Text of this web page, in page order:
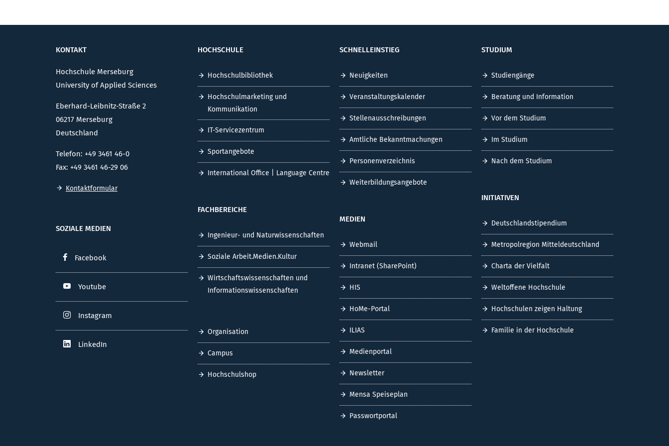
KONTAKT
Hochschule Merseburg
University of Applied Sciences
Eberhard-Leibnitz-Straße 2
06217 Merseburg
Deutschland
Telefon: +49 3461 46-0
Fax: +49 3461 46-29 06
Kontaktformular
SOZIALE MEDIEN
Facebook
Youtube
Instagram
LinkedIn
HOCHSCHULE
Hochschulbibliothek
Hochschulmarketing und
Kommunikation
IT-Servicezentrum
Sportangebote
International Office | Language Centre
FACHBEREICHE
Ingenieur- und Naturwissenschaften
Soziale Arbeit.Medien.Kultur
Wirtschaftswissenschaften und
Informationswissenschaften
Organisation
Campus
Hochschulshop
SCHNELLEINSTIEG
Neuigkeiten
Veranstaltungskalender
Stellenausschreibungen
Amtliche Bekanntmachungen
Personenverzeichnis
Weiterbildungsangebote
MEDIEN
Webmail
Intranet (SharePoint)
HIS
HoMe-Portal
ILIAS
Medienportal
Newsletter
Mensa Speiseplan
Passwortportal
STUDIUM
Studiengänge
Beratung und Information
Vor dem Studium
Im Studium
Nach dem Studium
INITIATIVEN
Deutschlandstipendium
Metropolregion Mitteldeutschland
Charta der Vielfalt
Weltoffene Hochschule
Hochschulen zeigen Haltung
Familie in der Hochschule